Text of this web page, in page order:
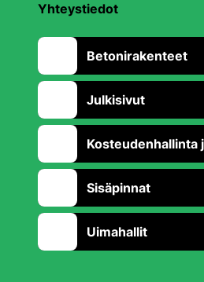
Yhteystiedot
Betonirakenteet
Julkisivut
Kosteudenhallinta
Sisäpinnat
Uimahallit